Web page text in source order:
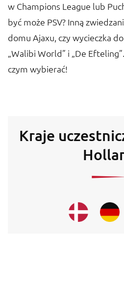
w Champions League lub
być może PSV? Inną
domu Ajaxu, czy wycieczka
„Walibi World” i „De
czym wybierać!
Kraje